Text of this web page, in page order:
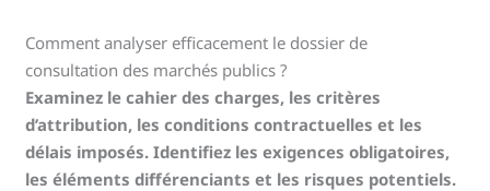
Comment analyser efficacement le dossier de
consultation des marchés publics ?
Examinez le cahier des charges, les critères
d’attribution, les conditions contractuelles et les
délais imposés. Identifiez les exigences obligatoires,
les éléments différenciants et les risques potentiels.